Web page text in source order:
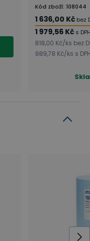
Kód zboží: 108044
1 636,00 Kč bez
1 979,56 Kč s
818,00 Kč/ks bez
989,78 Kč/ks s